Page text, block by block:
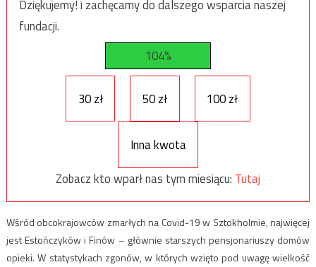
Dziękujemy! i zachęcamy do dalszego wsparcia naszej
fundacji.
104%
30 zł 50 zł 100 zł
Inna kwota
Zobacz kto wparł nas tym miesiącu: Tutaj
Wśród obcokrajowców zmarłych na Covid-19 w Sztokholmie, najwięcej
jest Estończyków i Finów – głównie starszych pensjonariuszy domów
opieki. W statystykach zgonów, w których wzięto pod uwagę wielkość